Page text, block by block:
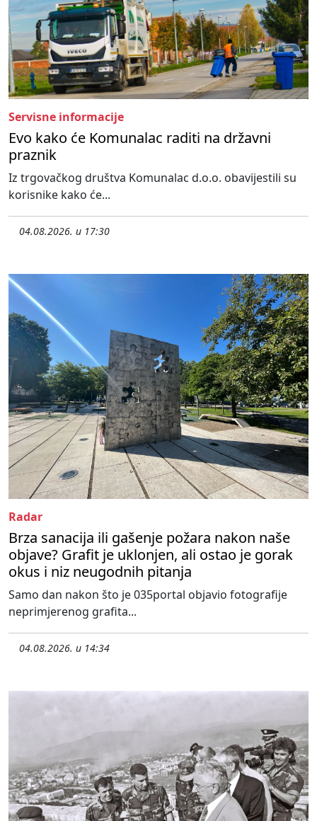
Servisne informacije
Evo kako će Komunalac raditi na državni
praznik
Iz trgovačkog društva Komunalac d.o.o. obavijestili su
korisnike kako će...
04.08.2026. u 17:30
Radar
Brza sanacija ili gašenje požara nakon naše
objave? Grafit je uklonjen, ali ostao je gorak
okus i niz neugodnih pitanja
Samo dan nakon što je 035portal objavio fotografije
neprimjerenog grafita...
04.08.2026. u 14:34